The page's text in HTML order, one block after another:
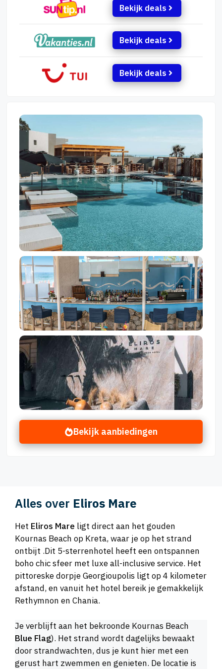
Bekijk aanbiedingen
Bekijk deals
Bekijk deals
Bekijk deals
Alles over Eliros Mare
Het Eliros Mare ligt direct aan het gouden
Kournas Beach op Kreta, waar je op het strand
ontbijt .Dit 5-sterrenhotel heeft een ontspannen
boho chic sfeer met luxe all-inclusive service. Het
pittoreske dorpje Georgioupolis ligt op 4 kilometer
afstand, en vanuit het hotel bereik je gemakkelijk
Rethymnon en Chania.
Je verblijft aan het bekroonde Kournas Beach
Blue Flag). Het strand wordt dagelijks bewaakt
door strandwachten, dus je kunt hier met een
gerust hart zwemmen en genieten. De locatie is